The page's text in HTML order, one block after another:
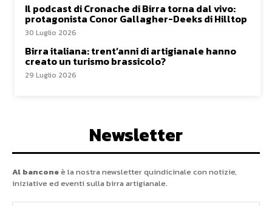
Il podcast di Cronache di Birra torna dal vivo:
protagonista Conor Gallagher-Deeks di Hilltop
30 Luglio 2026
Birra italiana: trent’anni di artigianale hanno
creato un turismo brassicolo?
29 Luglio 2026
Newsletter
Al banconeè la nostra newsletter quindicinale con notizie,
iniziative ed eventi sulla birra artigianale.